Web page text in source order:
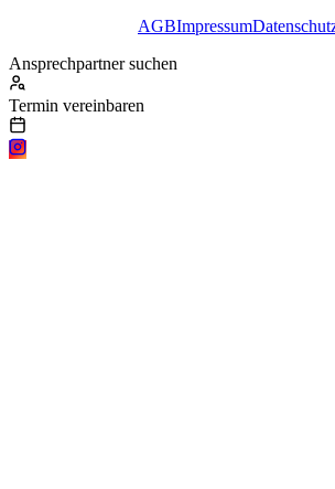
AGBImpressum
Ansprechpartner suchen
Termin vereinbaren